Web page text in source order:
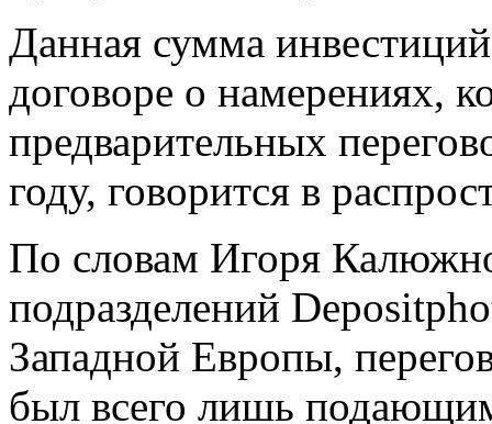
Данная сумма
договоре о намерениях,
предварительных
году, говорится в
По словам Игоря
подразделений
Западной Европы,
был всего лишь